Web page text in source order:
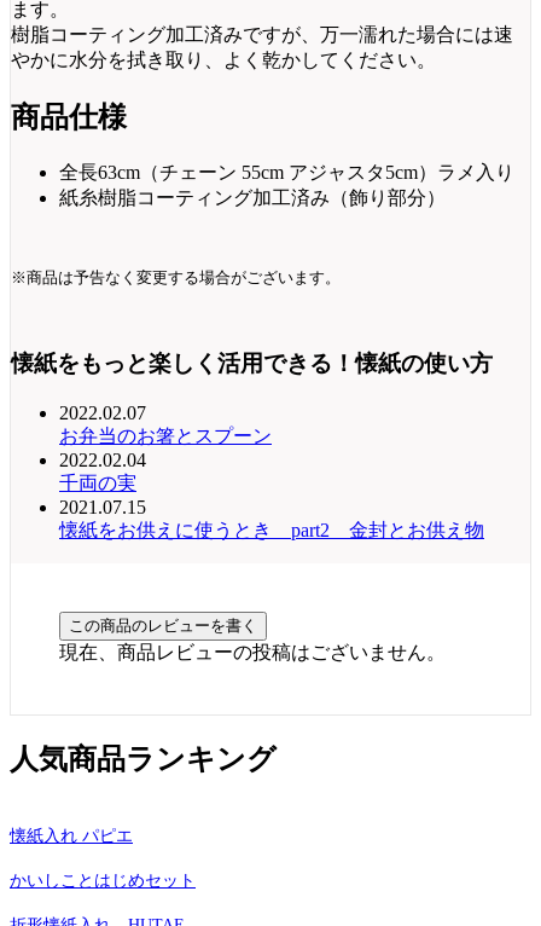
ます。
樹脂コーティング加工済みですが、万一濡れた場合には速
やかに水分を拭き取り、よく乾かしてください。
商品仕様
全長63cm（チェーン 55cm アジャスタ5cm）ラメ入り
紙糸樹脂コーティング加工済み（飾り部分）
※商品は予告なく変更する場合がございます。
懐紙をもっと楽しく活用できる！懐紙の使い方
2022.02.07
お弁当のお箸とスプーン
2022.02.04
千両の実
2021.07.15
懐紙をお供えに使うとき part2 金封とお供え物
現在、商品レビューの投稿はございません。
人気商品ランキング
懐紙入れ パピエ
かいしことはじめセット